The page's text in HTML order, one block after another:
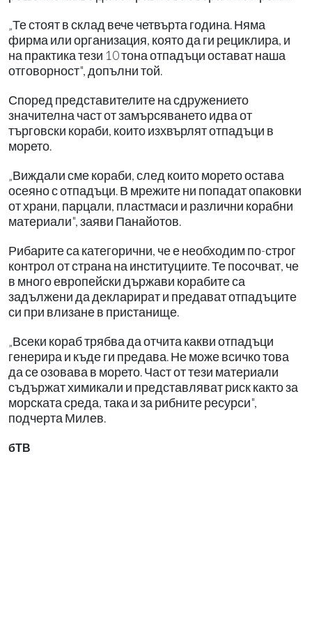
„Те стоят в склад вече четвърта година. Няма
фирма или организация, която да ги рециклира, и
на практика тези 10 тона отпадъци остават наша
отговорност", допълни той.
Според представителите на сдружението
значителна част от замърсяването идва от
търговски кораби, които изхвърлят отпадъци в
морето.
„Виждали сме кораби, след които морето остава
осеяно с отпадъци. В мрежите ни попадат опаковки
от храни, парцали, пластмаси и различни корабни
материали", заяви Панайотов.
Рибарите са категорични, че е необходим по-строг
контрол от страна на институциите. Те посочват, че
в много европейски държави корабите са
задължени да декларират и предават отпадъците
си при влизане в пристанище.
„Всеки кораб трябва да отчита какви отпадъци
генерира и къде ги предава. Не може всичко това
да се озовава в морето. Част от тези материали
съдържат химикали и представляват риск както за
морската среда, така и за рибните ресурси",
подчерта Милев.
бТВ